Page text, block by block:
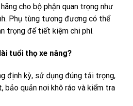
cho bộ phận quan trọng như
Phụ tùng tương đương có thể
trọng để tiết kiệm chi phí.
tuổi thọ xe nâng?
định kỳ, sử dụng đúng tải trọng,
bảo quản nơi khô ráo và kiểm tra